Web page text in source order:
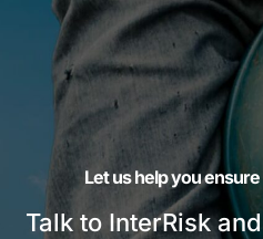
Let us help you
Talk to InterRisk